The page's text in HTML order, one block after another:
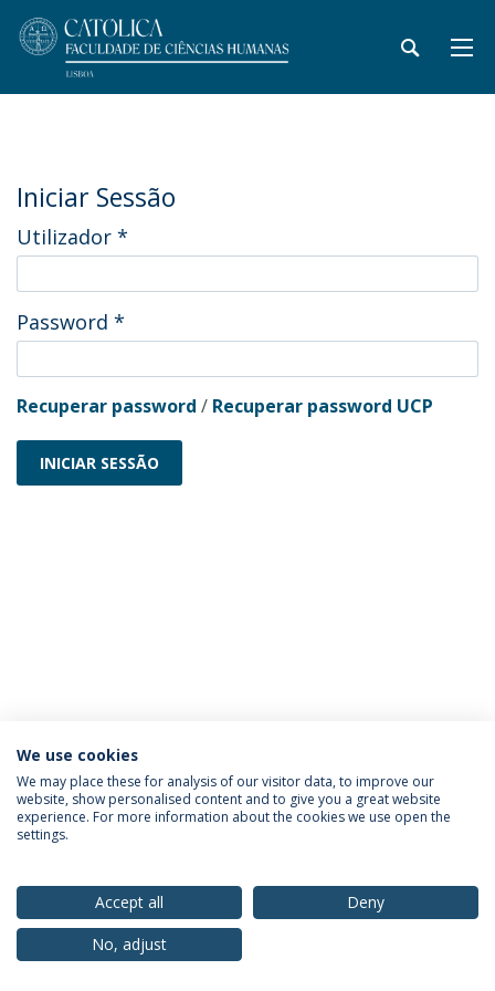
Iniciar Sessão
Utilizador *
Password *
Recuperar password / Recuperar password UCP
INICIAR SESSÃO
Política de Privacidade
Termos & Condições
Direitos do Titular dos Dados
© 2026 Universidade Católica Portuguesa
We use cookies
We may place these for analysis of our visitor data, to improve our
website, show personalised content and to give you a great website
experience. For more information about the cookies we use open the
settings.
Accept all
Deny
No, adjust